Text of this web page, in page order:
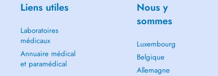
Liens utiles
Laboratoires
médicaux
Annuaire médical
et paramédical
Nous y
sommes
Luxembourg
Belgique
Allemagne